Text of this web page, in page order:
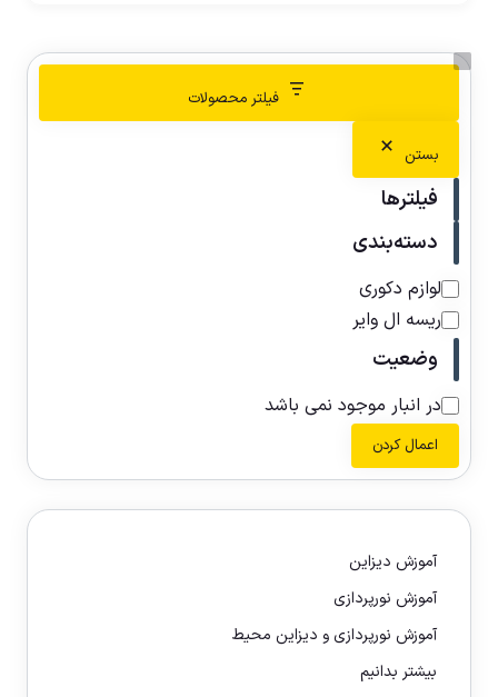
فیلتر محصولات
بستن
فیلترها
دسته‌بندی
لوازم دکوری
ریسه ال وایر
وضعیت
در انبار موجود نمی باشد
اعمال کردن
آموزش دیزاین
آموزش نورپردازی
آموزش نورپردازی و دیزاین محیط
بیشتر بدانیم